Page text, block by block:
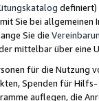
definiert)
Sie bei
Sie die
mittelbar über eine
für die Nutzung
Spenden für
auflegen, die